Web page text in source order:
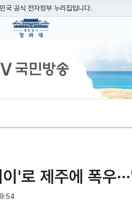
국 공식 전자정부 누리집입니다.
확인하기
등 다른 도메인 주소를 사용하고 있다면 아래
집보기
'로 제주에 폭우